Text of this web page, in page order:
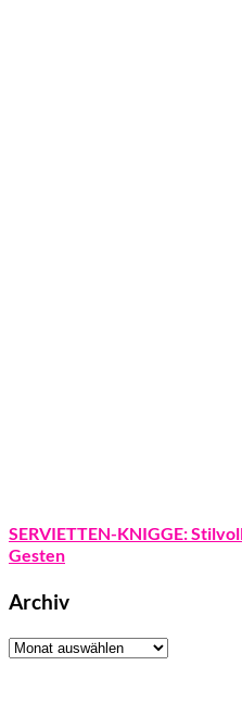
SERVIETTEN-KNIGGE:
Gesten
Archiv
Archiv